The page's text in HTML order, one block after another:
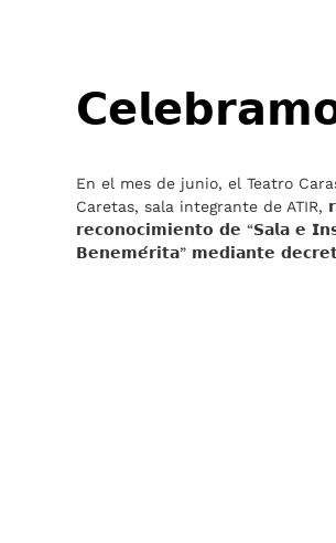
En el mes de junio, el Teatro
Caretas, sala integrante de ATIR,
𝗿𝗲𝗰𝗼𝗻𝗼𝗰𝗶𝗺𝗶𝗲𝗻𝘁𝗼 𝗱𝗲 “𝗦𝗮𝗹𝗮 𝗲
𝗕𝗲𝗻𝗲𝗺𝗲́𝗿𝗶𝘁𝗮” 𝗺𝗲𝗱𝗶𝗮𝗻𝘁𝗲